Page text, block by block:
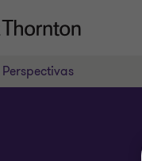
Perspectivas